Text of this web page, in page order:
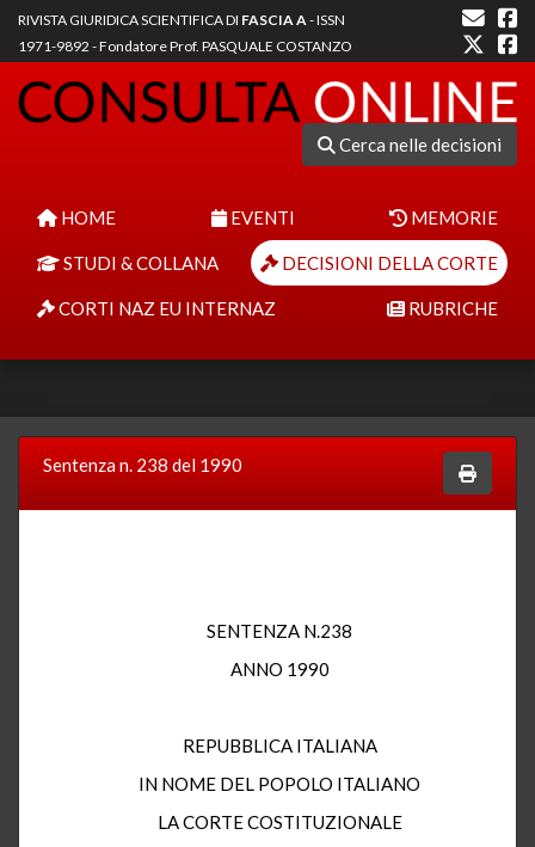
RIVISTA GIURIDICA SCIENTIFICA DI FASCIA A- ISSN
1971-9892 - Fondatore Prof. PASQUALE COSTANZO
Cerca nelle decisioni
HOME EVENTI MEMORIE
STUDI & COLLANA DECISIONI DELLA CORTE
CORTI NAZ EU INTERNAZ RUBRICHE
Sentenza n. 238 del 1990
SENTENZA N.238
ANNO 1990
REPUBBLICA ITALIANA
IN NOME DEL POPOLO ITALIANO
LA CORTE COSTITUZIONALE